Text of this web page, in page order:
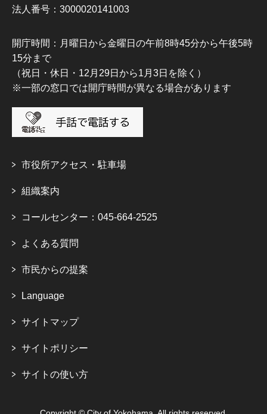
法人番号：3000020141003
開庁時間：月曜日から金曜日の午前8時45分から午後5時
15分まで
（祝日・休日・12月29日から1月3日を除く）
※一部の窓口では開庁時間が異なる場合があります
市役所アクセス・駐車場
組織案内
コールセンター：045-664-2525
よくある質問
市民からの提案
Language
サイトマップ
サイトポリシー
サイトの使い方